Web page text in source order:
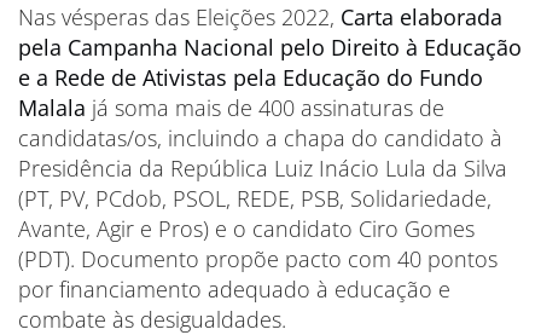
Nas vésperas das Eleições 2022, Carta elaborada
pela Campanha Nacional pelo Direito à Educação
e a Rede de Ativistas pela Educação do Fundo
Malala já soma mais de 400 assinaturas de
candidatas/os, incluindo a chapa do candidato à
Presidência da República Luiz Inácio Lula da Silva
(PT, PV, PCdob, PSOL, REDE, PSB, Solidariedade,
Avante, Agir e Pros) e o candidato Ciro Gomes
(PDT). Documento propõe pacto com 40 pontos
por financiamento adequado à educação e
combate às desigualdades.